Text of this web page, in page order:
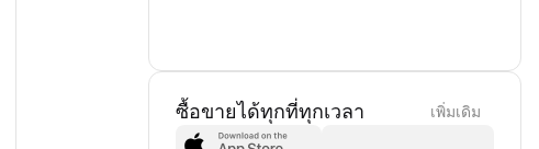
ซื้อขายได้ทุกที่ทุกเวลา เพิ่มเดิม